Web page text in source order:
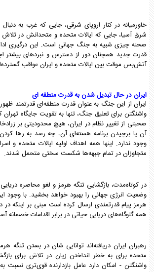
خاورمیانه در کنار اروپای شرقی، جایی که غرب به
شرق آسیا، جایی که ایالات متحده و متحدانش در
صحنه چیزی شبیه به جنگ جهانی است. این درگیری
قدرت جدید همچنان دور از دسترس و نبردهای بیشتر
آتش‌بس موقت بین ایالات متحده و ایران عواقب
ایران در حال تبدیل شدن به قدرت منطقه‌ ای
ایران از این جنگ به عنوان قدرت منطقه‌ای قدرتمند
واشنگتن برای تعلیق جنگ، تنها به تقویت جایگاه
صحبتی از تغییر نظام در ایران، هیچ محدودیتی بر
آن یا برچیدن برنامه هسته‌ای آن، چه رسد به رها
وجود ندارد. اینها همه اهداف اولیه ایالات متحده و
متجاوزان در تمام جبهه‌ها شکست سختی متحمل شدند.
در کوتاه‌مدت، بازگشایی تنگه هرمز و لغو محاصره دریایی
وضعیت انرژی جهانی را بهبود خواهد بخشید. با وجود
هرمز پیام قدرتمندی ارسال کرده است مبنی بر اینکه در
همه گلوگاه‌های دریایی حیاتی در برابر اقدامات خصمانه
رهبران ایران دریافته‌اند توانایی شان در بستن تنگه
متحده برای به خطر انداختن زیان در تلاش برای
واشنگتن - امکان دارد عامل بازدارنده قوی‌تری نسبت